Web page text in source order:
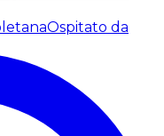
Ospitato da